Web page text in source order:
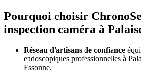
Pourquoi choisir
inspection caméra à
Réseau d'artisans de confiance
endoscopiques professionnelles à
Essonne.